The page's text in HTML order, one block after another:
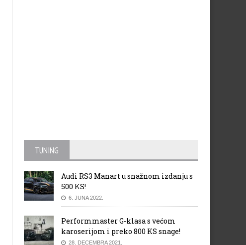
TUNING
Audi RS3 Manart u snažnom izdanju s
500 KS!
6. JUNA 2022.
Performmaster G-klasa s većom
karoserijom i preko 800 KS snage!
28. DECEMBRA 2021.